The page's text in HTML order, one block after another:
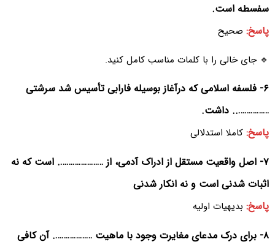
سفسطه است.
پاسخ: صحیح
🔹 جای خالی را با کلمات مناسب کامل کنید.
۶- فلسفه اسلامی که درآغاز بوسیله فارابی تأسیس شد سرشتی
…………….. داشت.
پاسخ: کاملا استدلالی
۷- اصل واقعیت مستقل از ادراک آدمی، از …………………. است که نه
اثبات شدنی است و نه انکار شدنی
پاسخ: بدیهیات اولیه
۸- برای درک مدعای مغایرت وجود با ماهیت ………………. آن کافی